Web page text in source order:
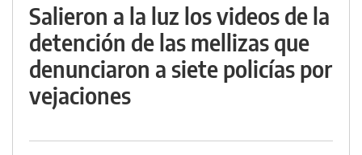
Salieron a la luz los videos de la
detención de las mellizas que
denunciaron a siete policías por
vejaciones